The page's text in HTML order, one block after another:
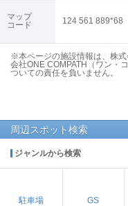
マップ
コード
124 561 889*68
※本ページの施設情報は、株
会社ONE COMPATH（ワン・
ついての責任を負いません。
周辺スポット検索
ジャンルから検索
駐車場 GS